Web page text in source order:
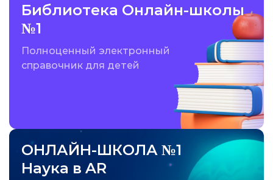
Библиотека Онлайн-школы
№1
Полноценный электронный
справочник для детей
ОНЛАЙН-ШКОЛА №1
Наука в AR